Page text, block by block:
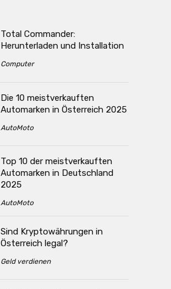
Total Commander:
Herunterladen und Installation
Computer
Die 10 meistverkauften
Automarken in Österreich 2025
AutoMoto
Top 10 der meistverkauften
Automarken in Deutschland
2025
AutoMoto
Sind Kryptowährungen in
Österreich legal?
Geld verdienen